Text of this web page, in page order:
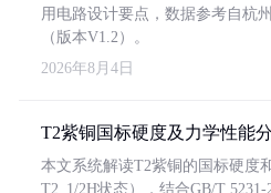
用电路设计要点，数据参考自杭
（版本V1.2）。
2026年8月4日
T2紫铜国标硬度及力学性能
本文系统解读T2紫铜的国标硬度
T2_1/2H状态），结合GB/T